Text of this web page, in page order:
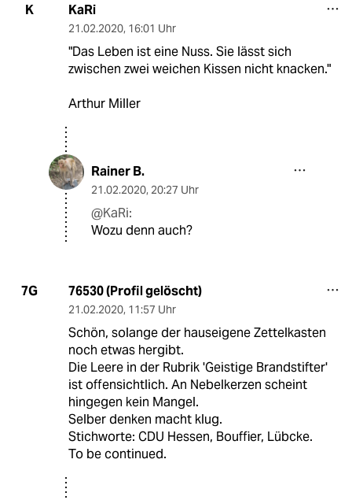
K KaRi
21.02.2020, 16:01 Uhr
"Das Leben ist eine Nuss. Sie lässt sich
zwischen zwei weichen Kissen nicht knacken."
Arthur Miller
Rainer B.
21.02.2020, 20:27 Uhr
@KaRi:
Wozu denn auch?
7G 76530 (Profil gelöscht)
21.02.2020, 11:57 Uhr
Schön, solange der hauseigene Zettelkasten
noch etwas hergibt.
Die Leere in der Rubrik 'Geistige Brandstifter'
ist offensichtlich. An Nebelkerzen scheint
hingegen kein Mangel.
Selber denken macht klug.
Stichworte: CDU Hessen, Bouffier, Lübcke.
To be continued.